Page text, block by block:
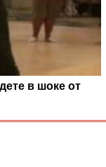
в шоке от